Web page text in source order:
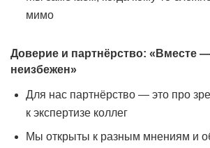
мимо
Доверие и партнёрство: «Вместе
неизбежен»
Для нас партнёрство — это про
к экспертизе коллег
Мы открыты к разным мнениям и